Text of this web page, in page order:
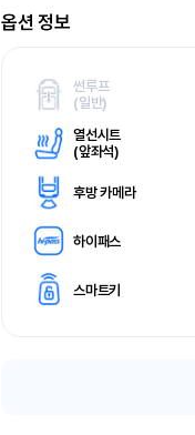
옵션 정보
썬루프
(일반)
열선시트
(앞좌석)
후방 카메라
하이패스
스마트키